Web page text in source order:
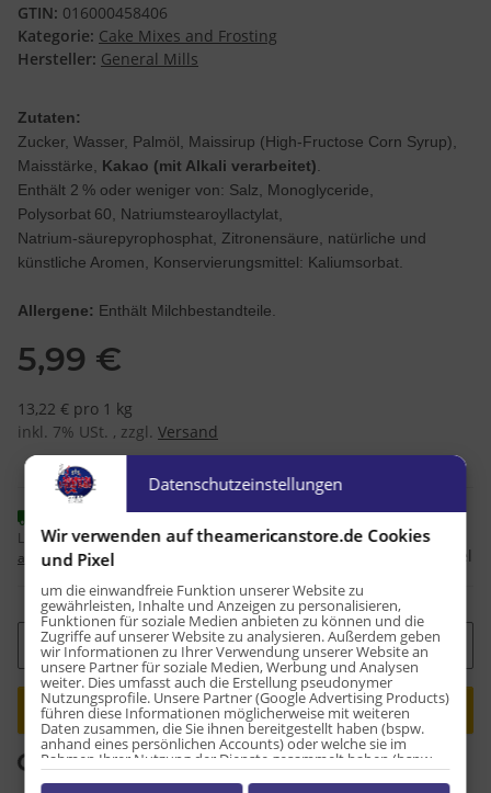
GTIN: 016000458406
Kategorie: Cake Mixes and Frosting
Hersteller: General Mills
Zutaten:
Zucker, Wasser, Palmöl, Maissirup (High‑Fructose Corn Syrup),
Maisstärke, Kakao (mit Alkali verarbeitet)
Enthält 2 % oder weniger von: Salz, Monoglyceride,
Polysorbat 60, Natriumstearoyllactylat,
Natrium‑säurepyrophosphat, Zitronensäure, natürliche und
künstliche Aromen, Konservierungsmittel: Kaliumsorbat.
Allergene: Enthält Milchbestandteile.
5,99 €
13,22 € pro 1 kg
inkl. 7% USt. , zzgl. Versand
Sofort verfügbar
Lieferzeit:1 - 2 Werktage(DE - Ausland
abweichend)
Frage zum Artikel
Stk
Komponenten werden geladen ...
Datenschutzeinstellungen
Wir verwenden auf theamericanstore.de Cookies
und Pixel
um die einwandfreie Funktion unserer Website zu
gewährleisten, Inhalte und Anzeigen zu personalisieren,
Funktionen für soziale Medien anbieten zu können und die
Zugriffe auf unserer Website zu analysieren. Außerdem geben
wir Informationen zu Ihrer Verwendung unserer Website an
unsere Partner für soziale Medien, Werbung und Analysen
weiter. Dies umfasst auch die Erstellung pseudonymer
Nutzungsprofile. Unsere Partner (Google Advertising Products)
führen diese Informationen möglicherweise mit weiteren
Daten zusammen, die Sie ihnen bereitgestellt haben (bspw.
anhand eines persönlichen Accounts) oder welche sie im
Rahmen Ihrer Nutzung der Dienste gesammelt haben (bspw.
Nutzungsdaten anderer Geräte). Ihre Einwilligung zur Nutzung